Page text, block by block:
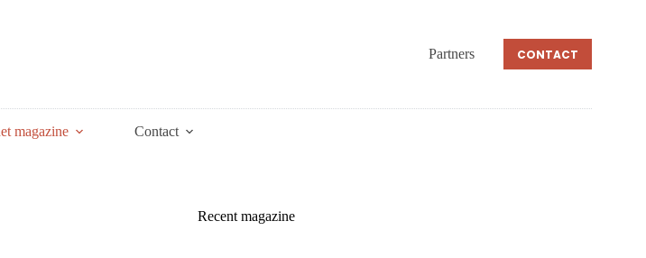
Partners CONTACT
magazine Contact
Recent magazine